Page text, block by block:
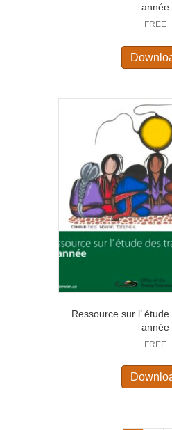
année
FREE
Ressource sur l’
année
FREE